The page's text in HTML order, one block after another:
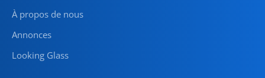
À propos de nous
Annonces
Looking Glass